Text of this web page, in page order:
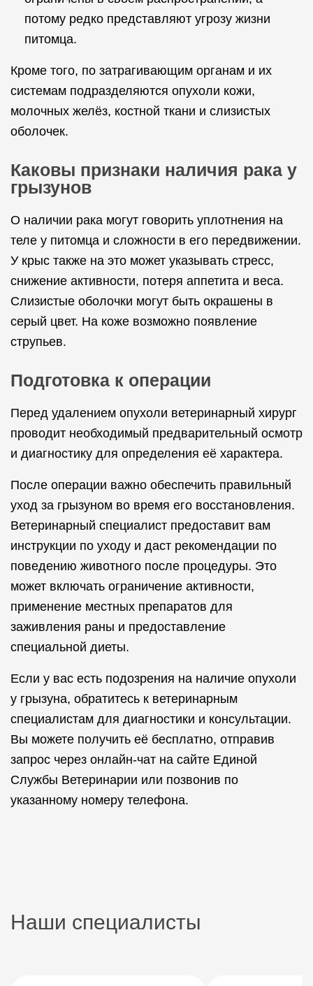
потому редко представляют угрозу жизни
питомца.
Кроме того, по затрагивающим органам и их
системам подразделяются опухоли кожи,
молочных желёз, костной ткани и слизистых
оболочек.
Каковы признаки наличия рака у
грызунов
О наличии рака могут говорить уплотнения на
теле у питомца и сложности в его передвижении.
У крыс также на это может указывать стресс,
снижение активности, потеря аппетита и веса.
Слизистые оболочки могут быть окрашены в
серый цвет. На коже возможно появление
струпьев.
Подготовка к операции
Перед удалением опухоли ветеринарный хирург
проводит необходимый предварительный осмотр
и диагностику для определения её характера.
После операции важно обеспечить правильный
уход за грызуном во время его восстановления.
Ветеринарный специалист предоставит вам
инструкции по уходу и даст рекомендации по
поведению животного после процедуры. Это
может включать ограничение активности,
применение местных препаратов для
заживления раны и предоставление
специальной диеты.
Если у вас есть подозрения на наличие опухоли
у грызуна, обратитесь к ветеринарным
специалистам для диагностики и консультации.
Вы можете получить её бесплатно, отправив
запрос через онлайн-чат на сайте Единой
Службы Ветеринарии или позвонив по
указанному номеру телефона.
Наши специалисты